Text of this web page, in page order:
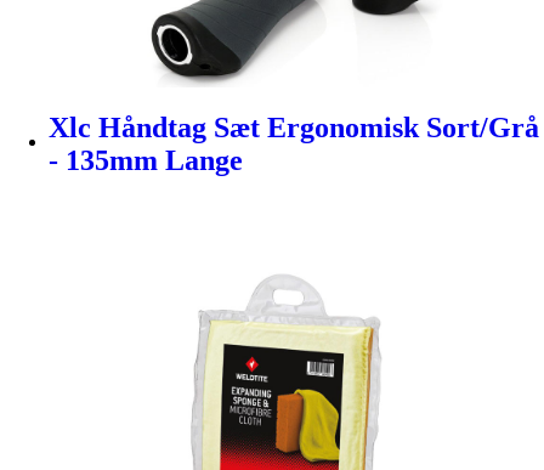
Xlc Håndtag Sæt Ergonomisk Sort/Grå
- 135mm Lange